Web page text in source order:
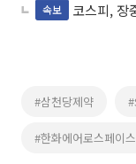
속보 코스피, 장
#삼천당제약
#한화에어로스페이스